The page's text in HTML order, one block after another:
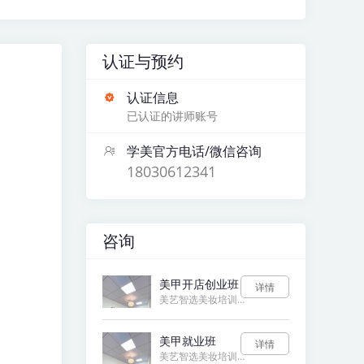
认证与预约
认证信息
已认证的讲师账号
学美官方电话/微信咨询
18030612341
咨询
美甲开店创业班
美艺智选美妆培训学校
详情
美甲就业班
美艺智选美妆培训学校
详情